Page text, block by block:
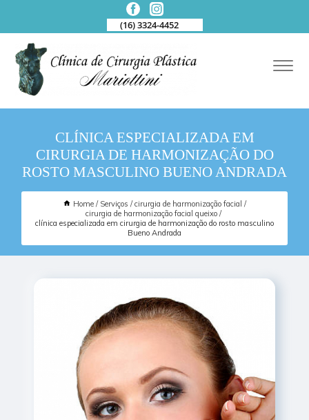
(16) 3324-4452
CLÍNICA ESPECIALIZADA EM
CIRURGIA DE HARMONIZAÇÃO DO
ROSTO MASCULINO BUENO ANDRADA
Home Serviços
cirurgia de harmonização facial
cirurgia de harmonização facial queixo
clínica especializada em cirurgia de harmonização do rosto masculino
Bueno Andrada